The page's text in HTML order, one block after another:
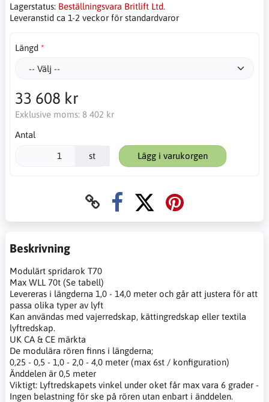
Lagerstatus: Beställningsvara Britlift Ltd.
Leveranstid ca 1-2 veckor för standardvaror
Längd
33 608 kr
Exklusive moms: 8 402 kr
Antal
st Lägg i varukorgen
Beskrivning
Modulärt spridarok T70
Max WLL 70t (Se tabell)
Levereras i längderna 1,0 - 14,0 meter och går att justera för att
passa olika typer av lyft
Kan användas med vajerredskap, kättingredskap eller textila
lyftredskap.
UK CA & CE märkta
De modulära rören finns i längderna;
0,25 - 0,5 - 1,0 - 2,0 - 4,0 meter (max 6st / konfiguration)
Änddelen är 0,5 meter
Viktigt: Lyftredskapets vinkel under oket får max vara 6 grader -
Ingen belastning för ske på rören utan enbart i änddelen.